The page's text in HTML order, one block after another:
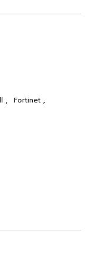
, Fortinet ,